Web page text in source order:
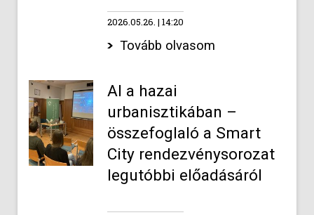
2026.05.26. 14:20
Tovább olvasom
AI a hazai
urbanisztikában –
összefoglaló a Smart
City rendezvénysorozat
legutóbbi előadásáról